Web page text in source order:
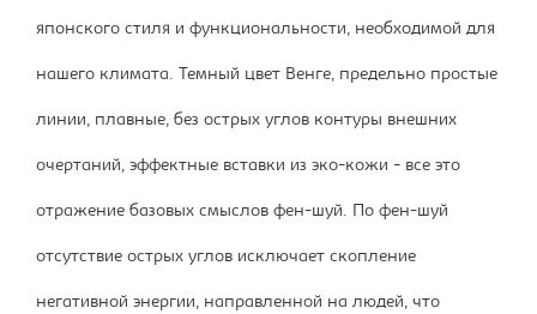
японского стиля и функциональности, необходимой для
нашего климата. Темный цвет Венге, предельно простые
линии, плавные, без острых углов контуры внешних
очертаний, эффектные вставки из эко-кожи - все это
отражение базовых смыслов фен-шуй. По фен-шуй
отсутствие острых углов исключает скопление
негативной энергии, направленной на людей, что